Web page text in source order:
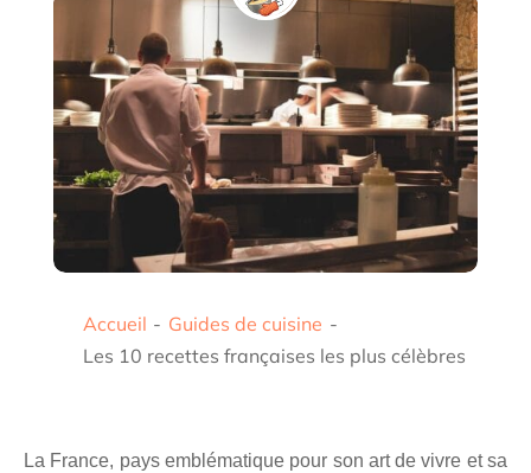
Accueil - Guides de cuisine -
Les 10 recettes françaises les plus célèbres
La France, pays emblématique pour son art de vivre et sa